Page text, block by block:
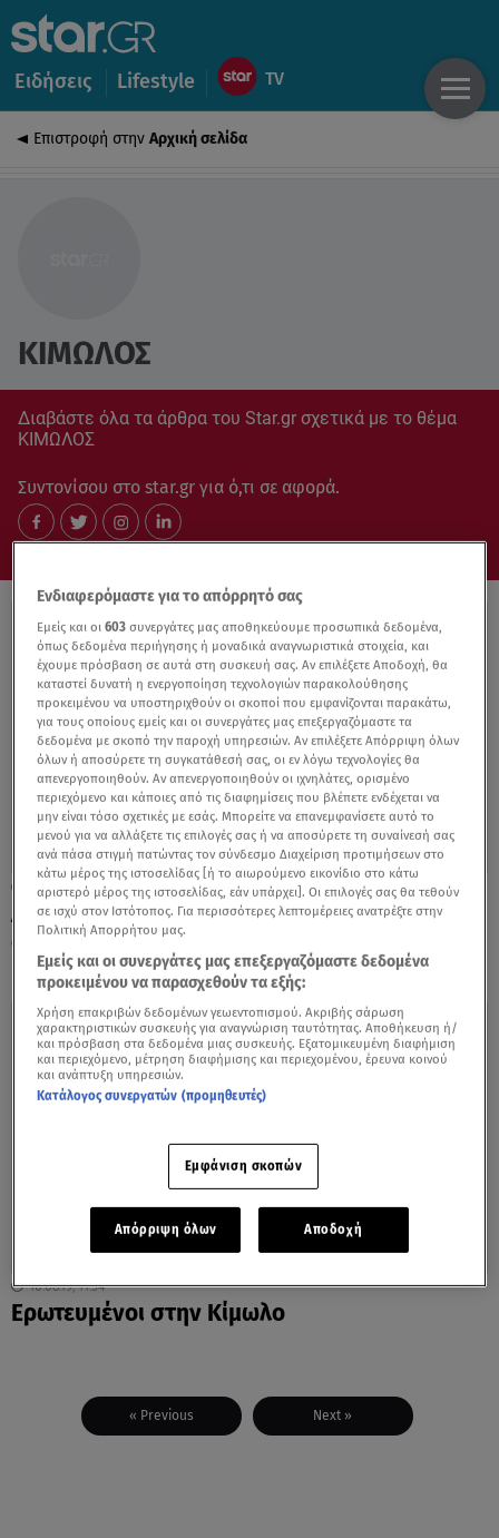
Ειδήσεις Lifestyle
Επιστροφή στην Αρχική σελίδα
ΚΙΜΩΛΟΣ
Διαβάστε όλα τα άρθρα του Star.gr σχετικά με το θέμα
ΚΙΜΩΛΟΣ
Συντονίσου στο star.gr για ό,τι σε αφορά.
18.10.19, 19:13
Αχτσιόγλου-Τζανακόπουλος: Eρωτευμένοι
στην Κίμωλο
10.08.19, 11:54
Ερωτευμένοι στην Κίμωλο
« Previous Next »
Ενδιαφερόμαστε για το απόρρητό σας
Εμείς και οι603 συνεργάτες μας αποθηκεύουμε προσωπικά δεδομένα,
όπως δεδομένα περιήγησης ή μοναδικά αναγνωριστικά στοιχεία, και
έχουμε πρόσβαση σε αυτά στη συσκευή σας. Αν επιλέξετε Αποδοχή, θα
καταστεί δυνατή η ενεργοποίηση τεχνολογιών παρακολούθησης
προκειμένου να υποστηριχθούν οι σκοποί που εμφανίζονται παρακάτω,
για τους οποίους εμείς και οι συνεργάτες μας επεξεργαζόμαστε τα
δεδομένα με σκοπό την παροχή υπηρεσιών. Αν επιλέξετε Απόρριψη όλων
όλων ή αποσύρετε τη συγκατάθεσή σας, οι εν λόγω τεχνολογίες θα
απενεργοποιηθούν. Αν απενεργοποιηθούν οι ιχνηλάτες, ορισμένο
περιεχόμενο και κάποιες από τις διαφημίσεις που βλέπετε ενδέχεται να
μην είναι τόσο σχετικές με εσάς. Μπορείτε να επανεμφανίσετε αυτό το
μενού για να αλλάξετε τις επιλογές σας ή να αποσύρετε τη συναίνεσή σας
ανά πάσα στιγμή πατώντας τον σύνδεσμο Διαχείριση προτιμήσεων στο
κάτω μέρος της ιστοσελίδας [ή το αιωρούμενο εικονίδιο στο κάτω
αριστερό μέρος της ιστοσελίδας, εάν υπάρχει]. Οι επιλογές σας θα τεθούν
σε ισχύ στον Ιστότοπος. Για περισσότερες λεπτομέρειες ανατρέξτε στην
Πολιτική Απορρήτου μας.
Εμείς και οι συνεργάτες μας επεξεργαζόμαστε δεδομένα
προκειμένου να παρασχεθούν τα εξής:
Χρήση επακριβών δεδομένων γεωεντοπισμού. Ακριβής σάρωση
χαρακτηριστικών συσκευής για αναγνώριση ταυτότητας. Αποθήκευση ή/
και πρόσβαση στα δεδομένα μιας συσκευής. Εξατομικευμένη διαφήμιση
και περιεχόμενο, μέτρηση διαφήμισης και περιεχομένου, έρευνα κοινού
και ανάπτυξη υπηρεσιών.
Κατάλογος συνεργατών (προμηθευτές)
Εμφάνιση σκοπών
Απόρριψη όλων Αποδοχή